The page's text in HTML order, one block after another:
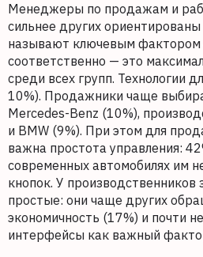
Менеджеры по продажам и
сильнее других
называют ключевым фактором
соответственно — это
среди всех групп. Технологии
10%). Продажники чаще
Mercedes-Benz (10%),
и BMW (9%). При этом для
важна простота управления:
современных автомобилях им
кнопок. У
простые: они чаще других
экономичность (17%) и почти
интерфейсы как важный